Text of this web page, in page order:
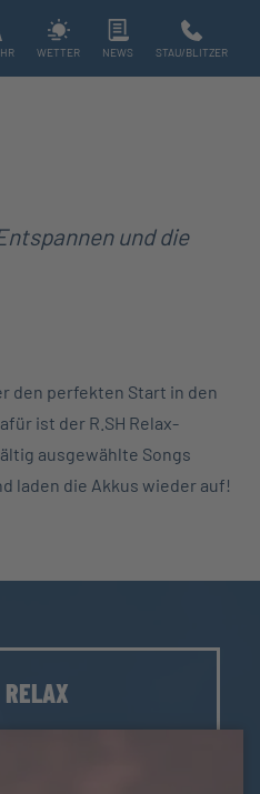
WETTER NEWS STAU/BLITZER
und die
den perfekten Start in den
ist der R.SH Relax-
ausgewählte Songs
laden die Akkus wieder auf!